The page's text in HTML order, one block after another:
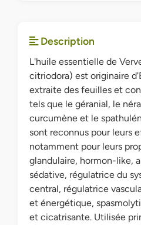
Description
L'huile essentielle de
citriodora) est originaire
extraite des feuilles et
tels que le géranial, le
curcumène et le
sont reconnus pour leurs
notamment pour leurs
glandulaire, hormon-like,
sédative, régulatrice du
central, régulatrice
et énergétique,
et cicatrisante. Utilisée